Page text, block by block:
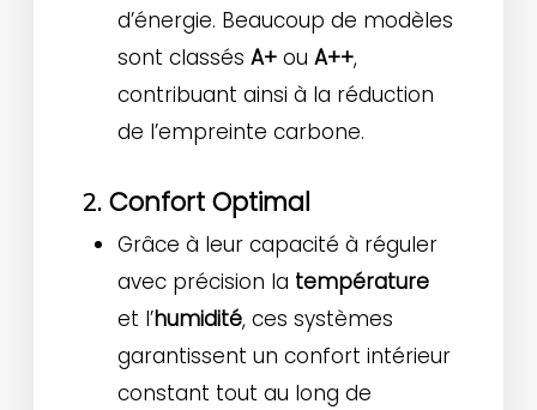
d’énergie. Beaucoup de modèles
sont classésA+ ouA++,
contribuant ainsi à la réduction
de l’empreinte carbone.
2.Confort Optimal
Grâce à leur capacité à réguler
avec précision la température
et l’humidité, ces systèmes
garantissent un confort intérieur
constant tout au long de